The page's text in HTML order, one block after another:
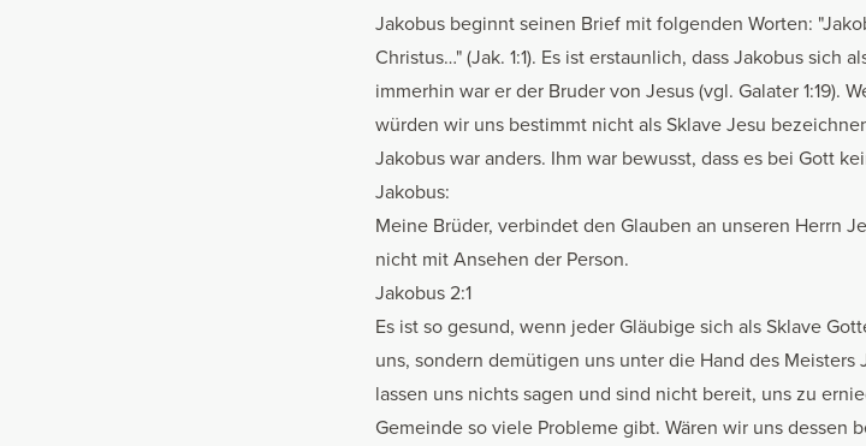
Jakobus beginnt seinen Brief mit folgenden Worten:
Christus…" (Jak. 1:1). Es ist erstaunlich, dass Jakobus sich
immerhin war er der Bruder von Jesus (vgl. Galater 1:19).
würden wir uns bestimmt nicht als Sklave Jesu
Jakobus war anders. Ihm war bewusst, dass es bei Gott
Jakobus:
Meine Brüder, verbindet den Glauben an unseren Herrn
nicht mit Ansehen der Person.
Jakobus 2:1
Es ist so gesund, wenn jeder Gläubige sich als Sklave
uns, sondern demütigen uns unter die Hand des
lassen uns nichts sagen und sind nicht bereit, uns zu
Gemeinde so viele Probleme gibt. Wären wir uns dessen